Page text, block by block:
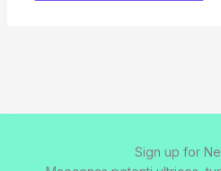
Sign up for